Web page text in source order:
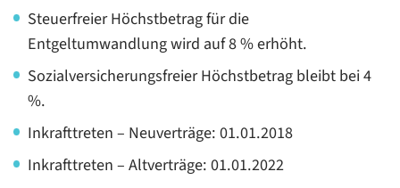
Steuerfreier Höchstbetrag für die
Entgeltumwandlung wird auf 8 % erhöht.
Sozialversicherungsfreier Höchstbetrag bleibt bei 4
%.
Inkrafttreten – Neuverträge: 01.01.2018
Inkrafttreten – Altverträge: 01.01.2022